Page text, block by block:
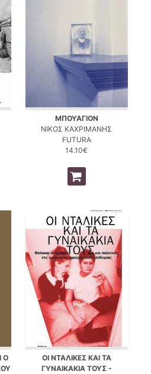
ΜΠΟΥΑΓΙΟΝ
ΝΙΚΟΣ ΚΑΧΡΙΜΑΝΗΣ
FUTURA
14.10€
Ο
ΟΙ ΝΤΑΛΙΚΕΣ ΚΑΙ ΤΑ
ΓΥΝΑΙΚΑΚΙΑ ΤΟΥΣ -